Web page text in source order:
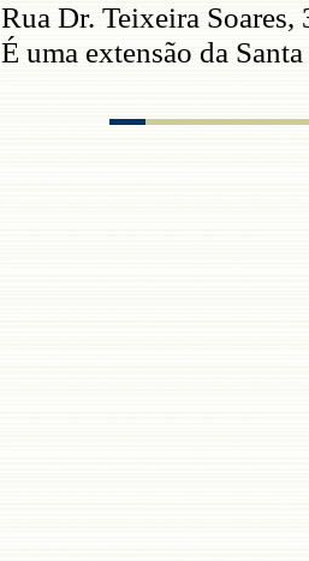
Rua Dr. Teixeira
É uma extensão da